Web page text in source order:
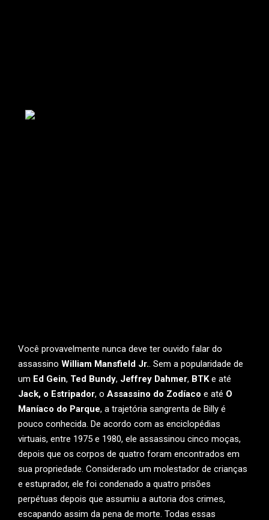
Você provavelmente nunca deve ter ouvido falar do
assassino William Mansfield Jr.. Sem a popularidade de
um Ed Gein, Ted Bundy, Jeffrey Dahmer, BTKe até
Jack, o Estripador, o Assassino do Zodíaco e até O
Maníaco do Parque, a trajetória sangrenta de Billy é
pouco conhecida. De acordo com as enciclopédias
virtuais, entre 1975 e 1980, ele assassinou cinco moças,
depois que os corpos de quatro foram encontrados em
sua propriedade. Considerado um molestador de crianças
e estuprador, ele foi condenado a quatro prisões
perpétuas depois que assumiu a autoria dos crimes,
escapando assim da pena de morte. Todas essas